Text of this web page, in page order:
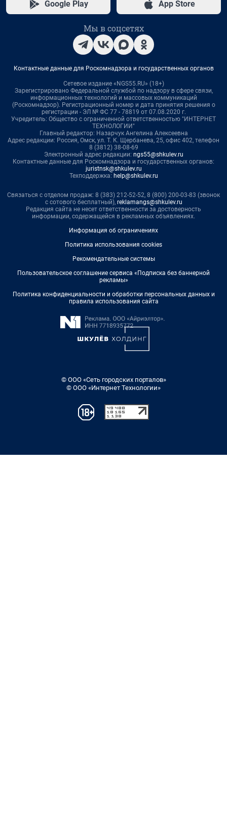
Google Play App Store
Мы в соцсетях
Контактные данные для Роскомнадзора и государственных органов
Сетевое издание «NGS55.RU» (18+)
Зарегистрировано Федеральной службой по надзору в сфере связи,
информационных технологий и массовых коммуникаций
(Роскомнадзор). Регистрационный номер и дата принятия решения о
регистрации - ЭЛ № ФС 77 - 78819 от 07.08.2020 г.
Учредитель: Общество с ограниченной ответственностью "ИНТЕРНЕТ
ТЕХНОЛОГИИ"
Главный редактор: Назарчук Ангелина Алексеевна
Адрес редакции: Россия, Омск, ул. Т. К. Щербанева, 25, офис 402, телефон
8 (3812) 38-08-69
Электронный адрес редакции: ngs55@shkulev.ru
Контактные данные для Роскомнадзора и государственных органов:
juristnsk@shkulev.ru
Техподдержка: help@shkulev.ru
Связаться с отделом продаж: 8 (383) 212-52-52, 8 (800) 200-03-83 (звонок
с сотового бесплатный), reklamangs@shkulev.ru
Редакция сайта не несет ответственности за достоверность
информации, содержащейся в рекламных объявлениях.
Информация об ограничениях
Политика использования cookies
Рекомендательные системы
Пользовательское соглашение сервиса «Подписка без баннерной
рекламы»
Политика конфиденциальности и обработки персональных данных и
правила использования сайта
© ООО «Сеть городских порталов»
© ООО «Интернет Технологии»